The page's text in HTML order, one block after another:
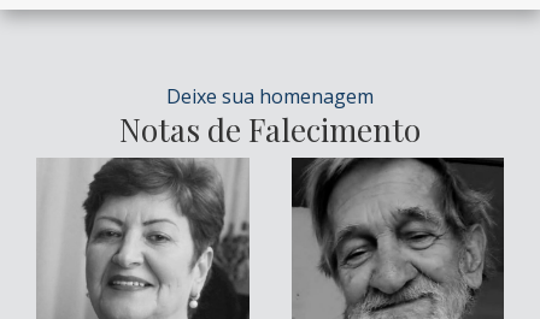
Deixe sua homenagem
Notas de Falecimento